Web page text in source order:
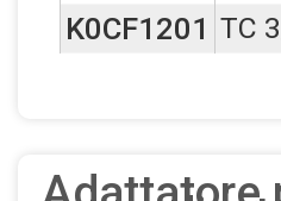
K0CF1201 TC